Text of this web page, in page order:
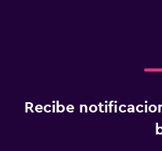
Recibe